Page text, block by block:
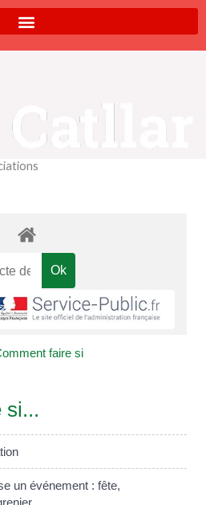
faire si
si...
un événement : fête,